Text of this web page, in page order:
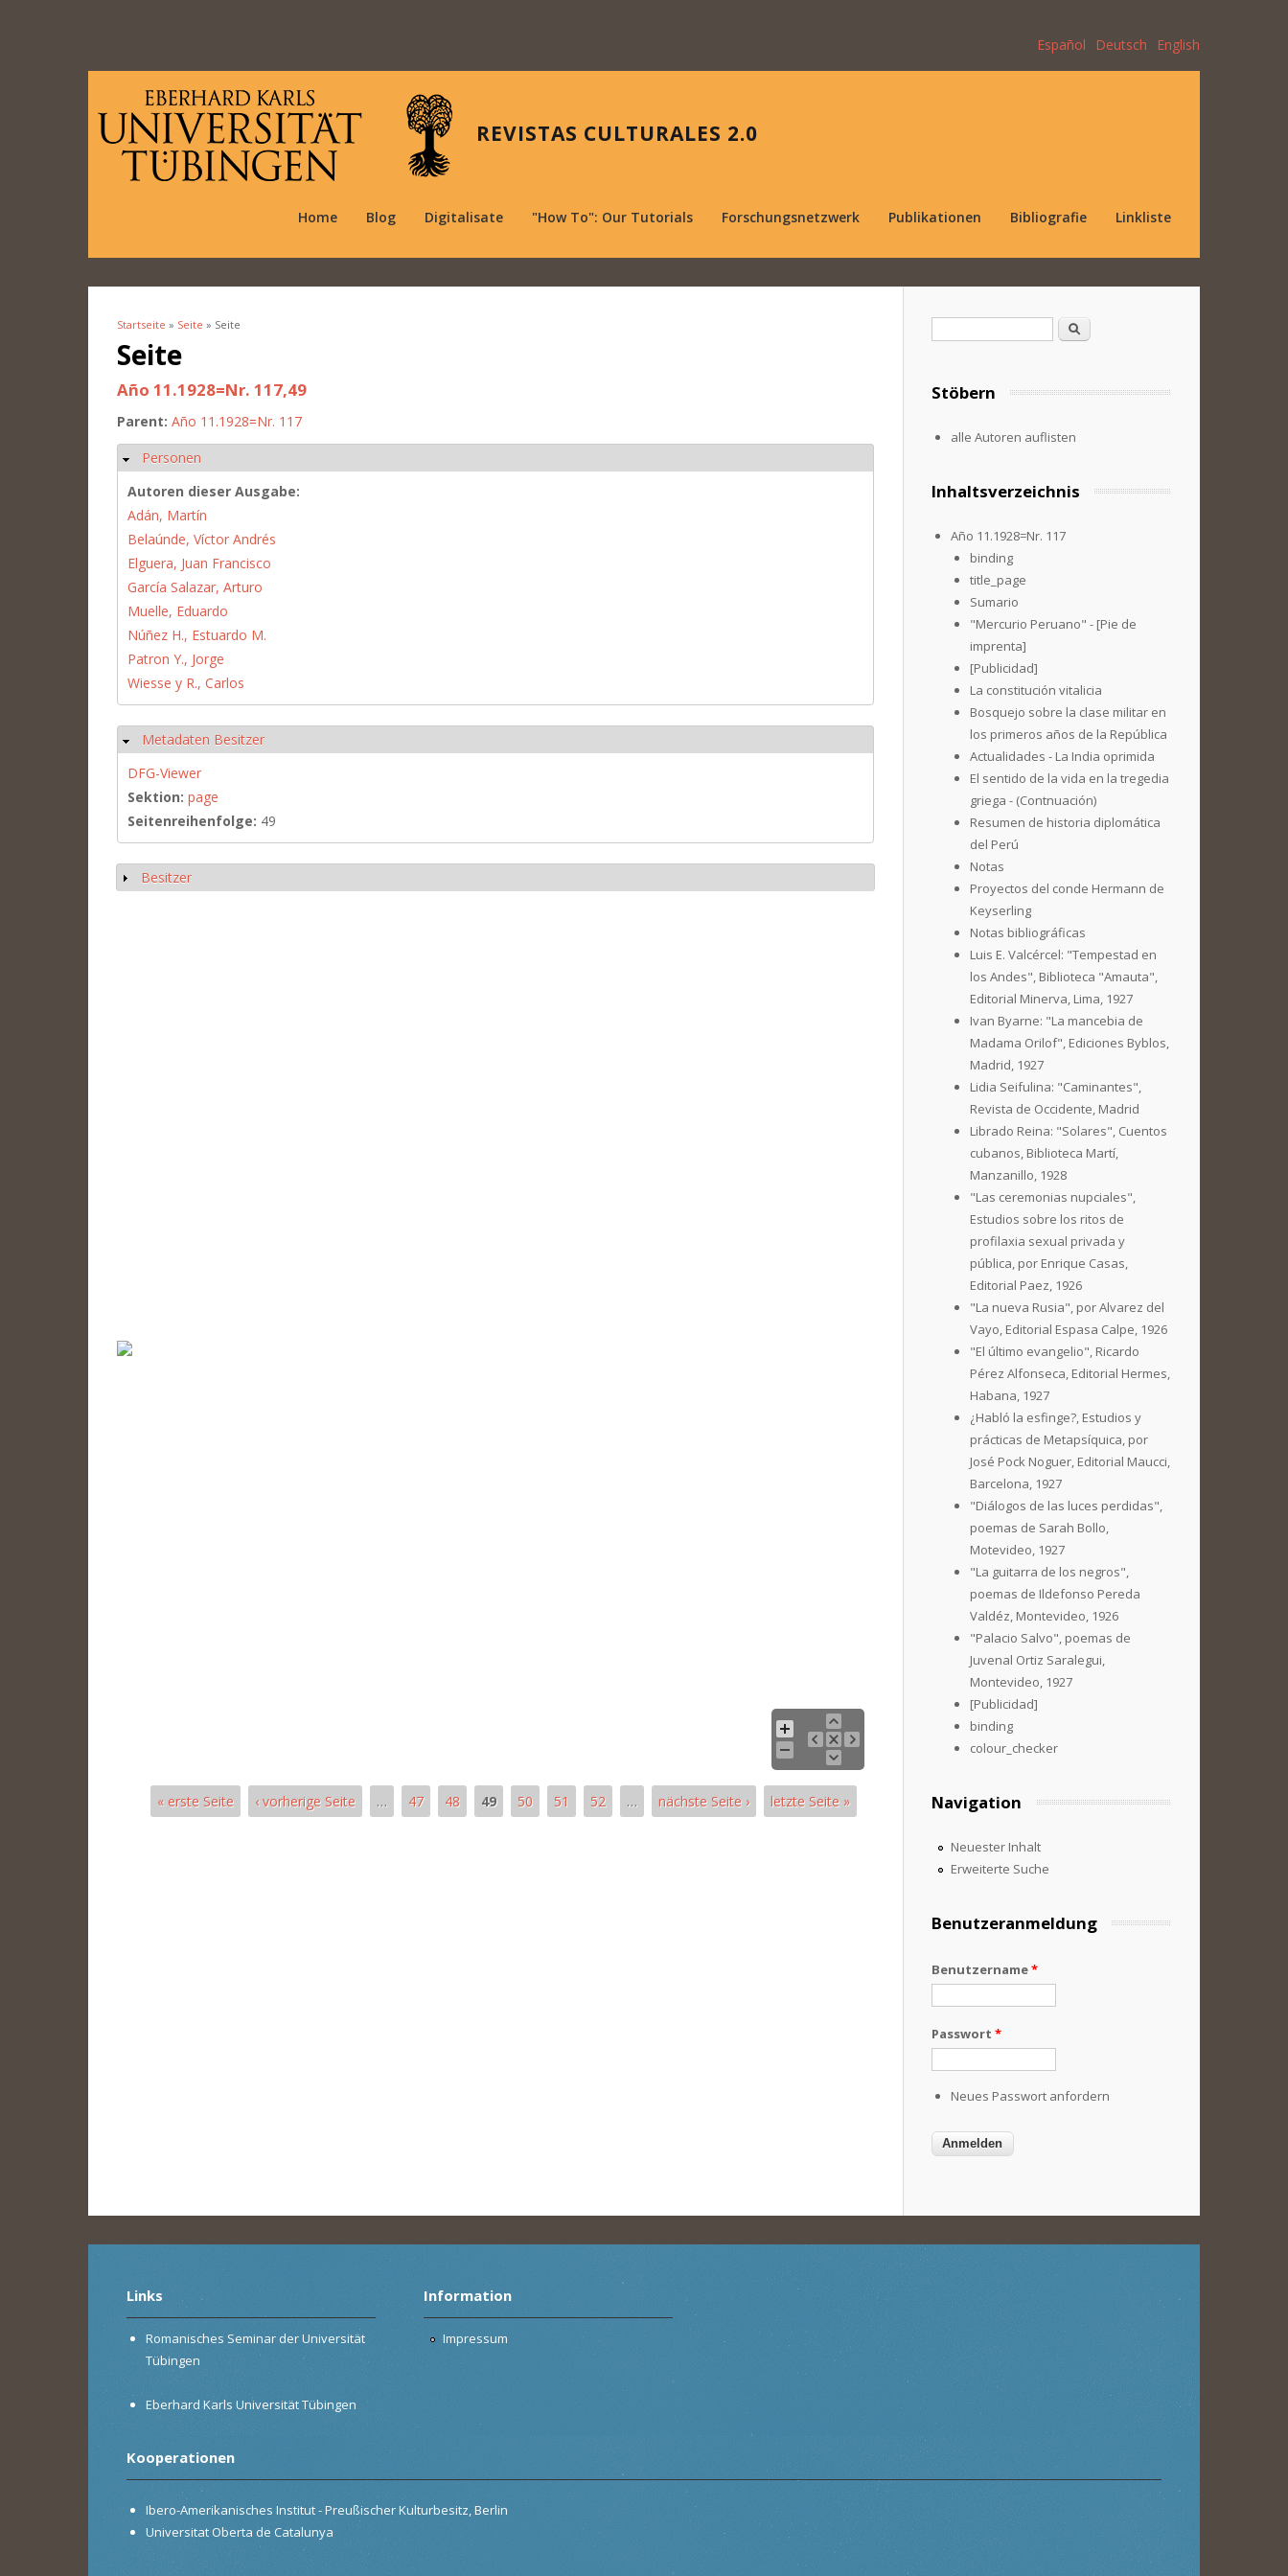
Español Deutsch English
REVISTAS CULTURALES 2.0
Home Blog Digitalisate "How To": Our Tutorials Forschungsnetzwerk Publikationen Bibliografie Linkliste
Sie sind hier
Startseite » Seite » Seite
Seite
Año 11.1928=Nr. 117,49
Parent: Año 11.1928=Nr. 117
Ausblenden
Personen
Autoren dieser Ausgabe:
Adán, Martín
Belaúnde, Víctor Andrés
Elguera, Juan Francisco
García Salazar, Arturo
Muelle, Eduardo
Núñez H., Estuardo M.
Patron Y., Jorge
Wiesse y R., Carlos
Ausblenden
Metadaten Besitzer
DFG-Viewer
Sektion: page
Seitenreihenfolge: 49
Anzeigen
Besitzer
« erste Seite ‹ vorherige Seite … 47 48 49 50 51 52 … nächste Seite › letzte Seite »
Suche
Stöbern
alle Autoren auflisten
Inhaltsverzeichnis
Año 11.1928=Nr. 117
binding
title_page
Sumario
"Mercurio Peruano" - [Pie de
imprenta]
[Publicidad]
La constitución vitalicia
Bosquejo sobre la clase militar en
los primeros años de la República
Actualidades - La India oprimida
El sentido de la vida en la tregedia
griega - (Contnuación)
Resumen de historia diplomática
del Perú
Notas
Proyectos del conde Hermann de
Keyserling
Notas bibliográficas
Luis E. Valcércel: "Tempestad en
los Andes", Biblioteca "Amauta",
Editorial Minerva, Lima, 1927
Ivan Byarne: "La mancebia de
Madama Orilof", Ediciones Byblos,
Madrid, 1927
Lidia Seifulina: "Caminantes",
Revista de Occidente, Madrid
Librado Reina: "Solares", Cuentos
cubanos, Biblioteca Martí,
Manzanillo, 1928
"Las ceremonias nupciales",
Estudios sobre los ritos de
profilaxia sexual privada y
pública, por Enrique Casas,
Editorial Paez, 1926
"La nueva Rusia", por Alvarez del
Vayo, Editorial Espasa Calpe, 1926
"El último evangelio", Ricardo
Pérez Alfonseca, Editorial Hermes,
Habana, 1927
¿Habló la esfinge?, Estudios y
prácticas de Metapsíquica, por
José Pock Noguer, Editorial Maucci,
Barcelona, 1927
"Diálogos de las luces perdidas",
poemas de Sarah Bollo,
Motevideo, 1927
"La guitarra de los negros",
poemas de Ildefonso Pereda
Valdéz, Montevideo, 1926
"Palacio Salvo", poemas de
Juvenal Ortiz Saralegui,
Montevideo, 1927
[Publicidad]
binding
colour_checker
Navigation
Neuester Inhalt
Erweiterte Suche
Benutzeranmeldung
Benutzername*
Passwort *
Neues Passwort anfordern
Links
Romanisches Seminar der Universität
Tübingen
Eberhard Karls Universität Tübingen
Information
Impressum
Kooperationen
Ibero-Amerikanisches Institut - Preußischer Kulturbesitz, Berlin
Universitat Oberta de Catalunya